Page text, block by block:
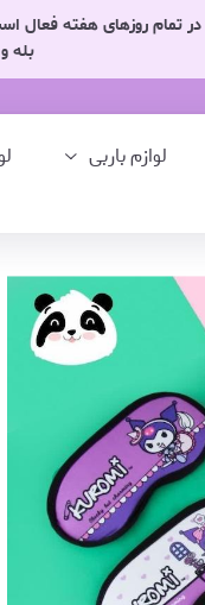
در تمام روزهای هفته
بله و
لوازم باربی